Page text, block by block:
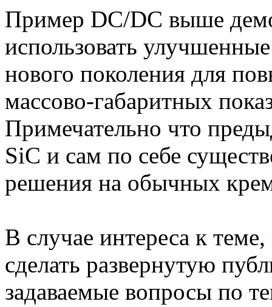
Пример DC/DC выше
использовать
нового поколения для
массово-габаритных
Примечательно что
SiC и сам по себе
решения на обычных
В случае интереса к
сделать развернутую
задаваемые вопросы по